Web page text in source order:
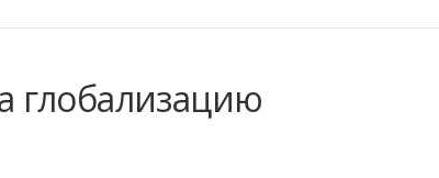
глобализацию